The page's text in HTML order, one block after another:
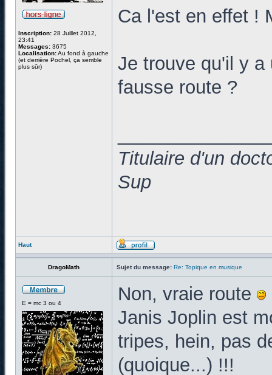
Inscription: 28 Juillet 2012,
23:41
Messages: 3675
Localisation:Au fond à gauche
(et derrière Pochel, ça semble
plus sûr)
Ca l'est en effet !
Je trouve qu'il y
fausse route ?
Titulaire d'un
Sup
Haut
DragoMath Sujet du message: Re: Topique en musique
E = mc 3 ou 4 Non, vraie route
Janis Joplin est
tripes, hein, pas
(quoique...) !!!